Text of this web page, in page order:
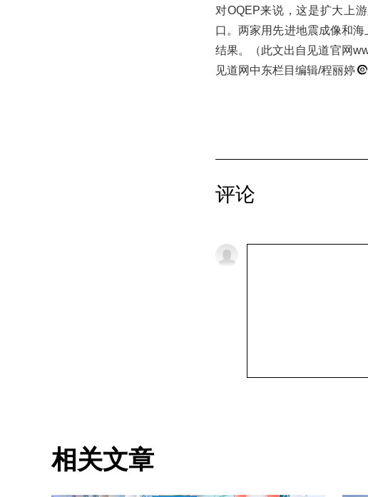
对OQEP来说，这是扩大上
口。两家用先进地震成像和
结果。（此文出自见道官网
见道网中东栏目编辑/程丽婷
评论
相关文章